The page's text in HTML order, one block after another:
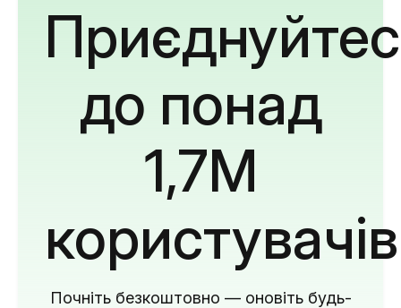
до понад
1,7M
користувачів
Почніть безкоштовно — оновіть будь-